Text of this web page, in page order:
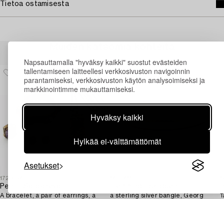
Napsauttamalla "hyväksy kaikki" suostut evästeiden
tallentamiseen laitteellesi verkkosivuston navigoinnin
parantamiseksi, verkkosivuston käytön analysoimiseksi ja
markkinointimme mukauttamiseksi.
Hyväksy kaikki
Hylkää ei-välttämättömät
Asetukset
Tietoa ostamisesta
1723057
Pentti Sarpaneva
A bracelet, a pair of earrings, a
a sterling silver bangle, Georg